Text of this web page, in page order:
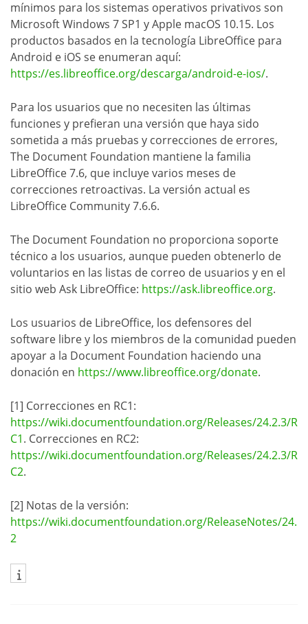
mínimos para los sistemas operativos privativos son
Microsoft Windows 7 SP1 y Apple macOS 10.15. Los
productos basados en la tecnología LibreOffice para
Android e iOS se enumeran aquí:
https://es.libreoffice.org/descarga/android-e-ios/.
Para los usuarios que no necesiten las últimas
funciones y prefieran una versión que haya sido
sometida a más pruebas y correcciones de errores,
The Document Foundation mantiene la familia
LibreOffice 7.6, que incluye varios meses de
correcciones retroactivas. La versión actual es
LibreOffice Community 7.6.6.
The Document Foundation no proporciona soporte
técnico a los usuarios, aunque pueden obtenerlo de
voluntarios en las listas de correo de usuarios y en el
sitio web Ask LibreOffice: https://ask.libreoffice.org.
Los usuarios de LibreOffice, los defensores del
software libre y los miembros de la comunidad pueden
apoyar a la Document Foundation haciendo una
donación en https://www.libreoffice.org/donate.
[1] Correcciones en RC1:
https://wiki.documentfoundation.org/Releases/24.2.3/R
C1. Correcciones en RC2:
https://wiki.documentfoundation.org/Releases/24.2.3/R
C2.
[2] Notas de la versión:
https://wiki.documentfoundation.org/ReleaseNotes/24.
2